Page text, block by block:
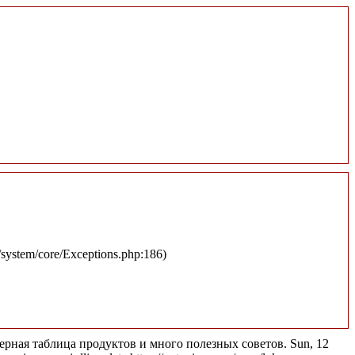
core/Exceptions.php:186)
таблица продуктов и много полезных советов. Sun, 12